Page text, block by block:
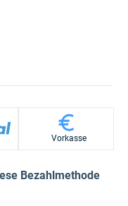
Vorkasse
Bezahlmethode